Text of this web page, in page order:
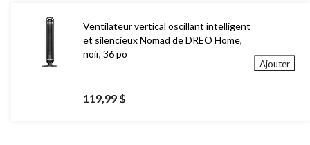
Ventilateur vertical oscillant intelligent
et silencieux Nomad de DREO Home,
noir, 36 po
119,99 $
Ajouter